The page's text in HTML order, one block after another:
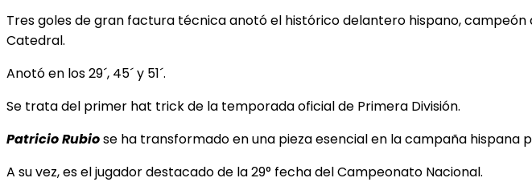
Tres goles de gran factura técnica anotó el histórico delantero hispano, campeón
Catedral.
Anotó en los 29´, 45´ y 51´.
Se trata del primer hat trick de la temporada oficial de Primera División.
Patricio Rubiose ha transformado en una pieza esencial en la campaña hispana
A su vez, es el jugador destacado de la 29° fecha del Campeonato Nacional.